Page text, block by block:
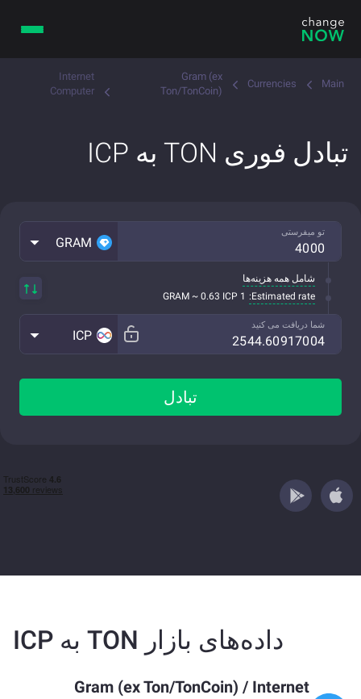
Main
Currencies
Gram (ex
Ton/TonCoin)
Internet
Computer
تبادل فوری TON به ICP
تو میفرستی
GRAM
شامل همه هزینه‌ها
Estimated rate:
1 GRAM ~ 0.63 ICP
شما دریافت می کنید
ICP
تبادل
داده‌های بازار TON به ICP
Gram (ex Ton/TonCoin) / Internet